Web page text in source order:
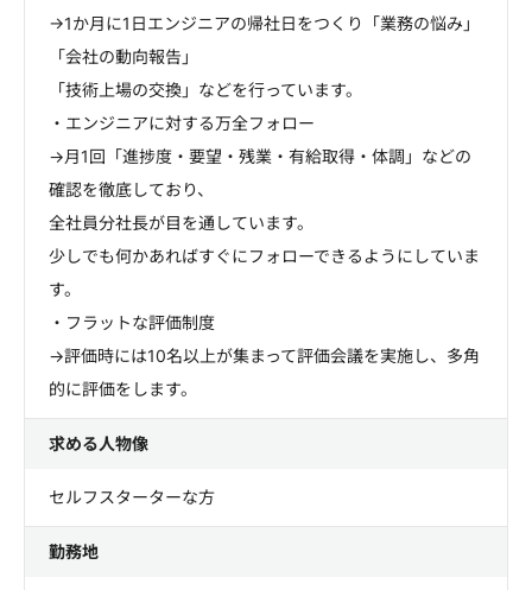
→1か月に1日エンジニアの帰社日をつくり「業務の悩み」
「会社の動向報告」
「技術上場の交換」などを行っています。
・エンジニアに対する万全フォロー
→月1回「進捗度・要望・残業・有給取得・体調」などの
確認を徹底しており、
全社員分社長が目を通しています。
少しでも何かあればすぐにフォローできるようにしていま
す。
・フラットな評価制度
→評価時には10名以上が集まって評価会議を実施し、多角
的に評価をします。
求める人物像
セルフスターターな方
勤務地